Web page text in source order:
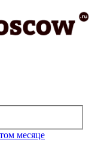
месяце